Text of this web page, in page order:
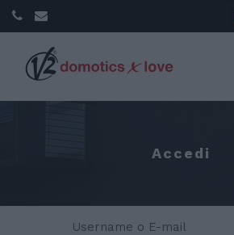
Accedi
Username o E-mail